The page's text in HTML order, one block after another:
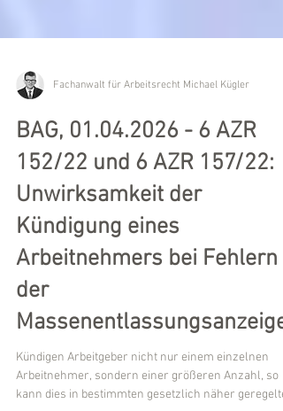
Fachanwalt für Arbeitsrecht Michael Kügler
BAG, 01.04.2026 - 6 AZR
152/22 und 6 AZR 157/22:
Unwirksamkeit der
Kündigung eines
Arbeitnehmers bei Fehlern
der
Kündigen Arbeitgeber nicht nur einem einzelnen